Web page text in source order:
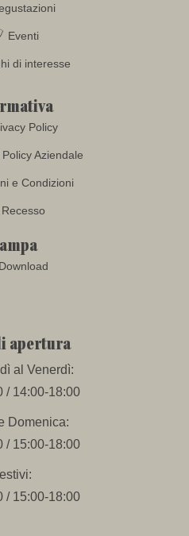
Eventi
di interesse
Policy
Aziendale
e Condizioni
Recesso
Download
apertura
al Venerdì:
/ 14:00-18:00
Domenica:
/ 15:00-18:00
/ 15:00-18:00